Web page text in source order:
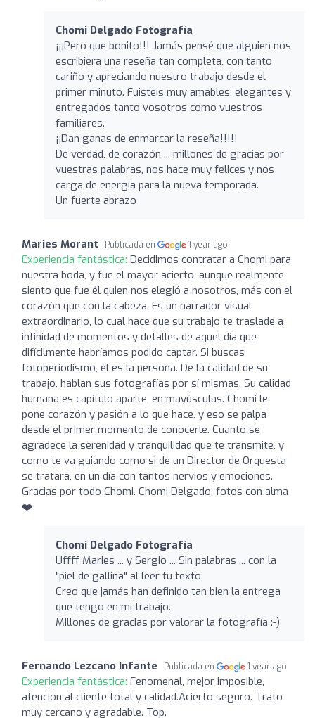
Chomi Delgado Fotografía
¡¡¡Pero que bonito!!! Jamás pensé que alguien nos
escribiera una reseña tan completa, con tanto
cariño y apreciando nuestro trabajo desde el
primer minuto. Fuisteis muy amables, elegantes y
entregados tanto vosotros como vuestros
familiares.
¡¡Dan ganas de enmarcar la reseña!!!!!
De verdad, de corazón ... millones de gracias por
vuestras palabras, nos hace muy felices y nos
carga de energía para la nueva temporada.
Un fuerte abrazo
Maries Morant Publicada en 1 year ago
Experiencia fantástica: Decidimos contratar a Chomi para
nuestra boda, y fue el mayor acierto, aunque realmente
siento que fue él quien nos elegió a nosotros, más con el
corazón que con la cabeza. Es un narrador visual
extraordinario, lo cual hace que su trabajo te traslade a
infinidad de momentos y detalles de aquel día que
difícilmente habríamos podido captar. Si buscas
fotoperiodismo, él es la persona. De la calidad de su
trabajo, hablan sus fotografías por sí mismas. Su calidad
humana es capítulo aparte, en mayúsculas. Chomi le
pone corazón y pasión a lo que hace, y eso se palpa
desde el primer momento de conocerle. Cuanto se
agradece la serenidad y tranquilidad que te transmite, y
como te va guiando como si de un Director de Orquesta
se tratara, en un día con tantos nervios y emociones.
Gracias por todo Chomi. Chomi Delgado, fotos con alma
❤️
Chomi Delgado Fotografía
Uffff Maries ... y Sergio ... Sin palabras ... con la
"piel de gallina" al leer tu texto.
Creo que jamás han definido tan bien la entrega
que tengo en mi trabajo.
Millones de gracias por valorar la fotografía :-)
Fernando Lezcano Infante Publicada en 1 year ago
Experiencia fantástica: Fenomenal, mejor imposible,
atención al cliente total y calidad.Acierto seguro. Trato
muy cercano y agradable. Top.